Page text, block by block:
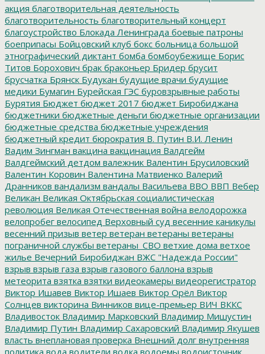
акция благотворительная деятельность
благотворительность благотворительный концерт
благоустройство Блокада Ленинграда боевые патроны
боеприпасы Бойцовский клуб бокс больница большой
этнографический диктант бомба бомбоубежище Борис
Титов Борохович брак браконьер Бридер брусит
брусчатка Брянск Будукан будущие врачи будущие
медики Бумагин Бурейская ГЭС буровзрывные работы
Бурятия Бюджет бюджет 2017 бюджет Биробиджана
бюджетники бюджетные деньги бюджетные организации
бюджетные средства бюджетные учреждения
бюджетный кредит бюрократия В. Путин В.И. Ленин
Вадим Зингман вакцина вакцинация Валдгейм
Валдгеймский детдом валежник Валентин Брусиловский
Валентин Коровин Валентина Матвиенко Валерий
Дранников вандализм вандалы Васильева ВВО ВВП Вебер
Великан Великая Октябрьская социалистическая
революция Великая Отечественная война велодорожка
велопробег велосипед Верховный суд весенние каникулы
весенний призыв ветер ветеран ветераны ветераны
пограничной службы ветераны_СВО ветхие дома ветхое
жилье Вечерний Биробиджан ВЖС "Надежда России"
взрыв взрыв газа взрыв газового баллона взрыв
метеорита взятка взятки видеокамеры видеорегистратор
Виктор Ишавев Виктор Ишаев Виктор Орёл Виктор
Солнцев викторина Винников вице-премьер ВИЧ ВККС
Владивосток Владимир Марковский Владимир Мишустин
Владимир Путин Владимир Сахаровский Владимир Якушев
власть внеплановая проверка Внешний долг внутренняя
политика вода водители водка водоемы водоисточник